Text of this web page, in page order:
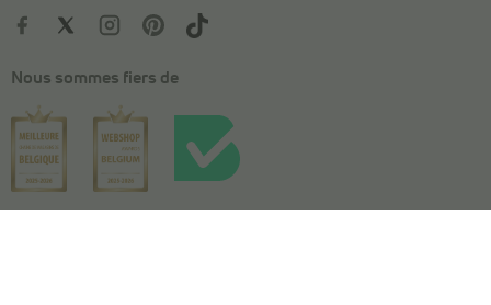
Nous sommes fiers de